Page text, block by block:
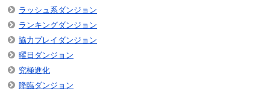
ラッシュ系ダンジョン
ランキングダンジョン
協力プレイダンジョン
曜日ダンジョン
究極進化
降臨ダンジョン